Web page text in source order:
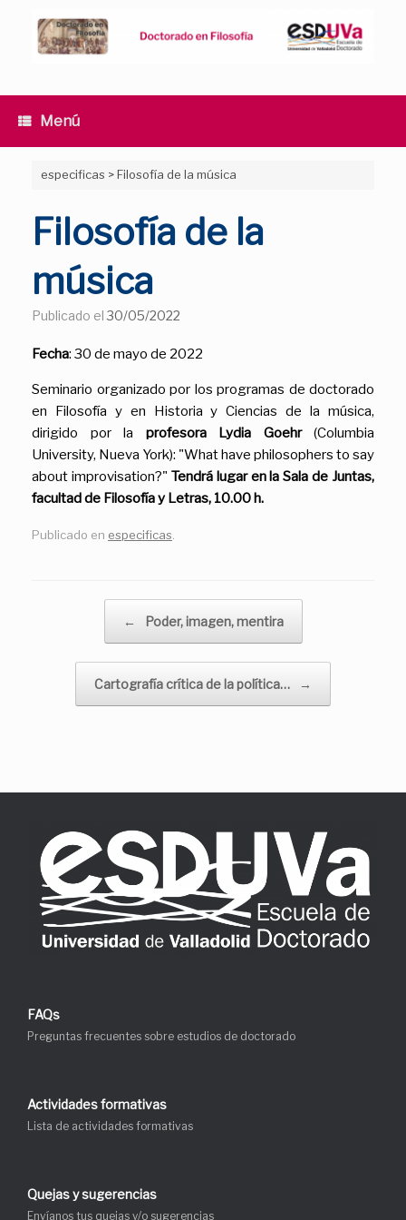
contenido
Menú
especificas >Filosofía de la música
Filosofía de la
música
Publicado el30/05/2022
Fecha: 30 de mayo de 2022
Seminario organizado por los programas de doctorado
en Filosofía y en Historia y Ciencias de la música,
dirigido por la profesora Lydia Goehr(Columbia
University, Nueva York): "What have philosophers to say
about improvisation?" Tendrá lugar en la Sala de Juntas,
facultad de Filosofía y Letras, 10.00 h.
Publicado en especificas
Navegador de artículos
← Poder, imagen, mentira
Cartografía crítica de la política… →
FAQs
Preguntas frecuentes sobre estudios de doctorado
Actividades formativas
Lista de actividades formativas
Quejas y sugerencias
Envíanos tus quejas y/o sugerencias